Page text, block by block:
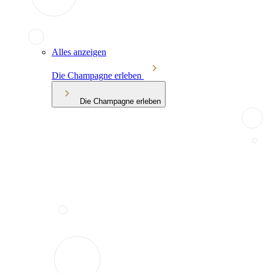
Alles anzeigen
Die Champagne erleben
Die Champagne erleben